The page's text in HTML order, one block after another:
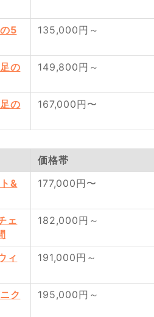
5
135,000円～
の
149,800円～
の
167,000円〜
価格帯
&
177,000円〜
ェ
182,000円～
ィ
191,000円～
ク
195,000円～